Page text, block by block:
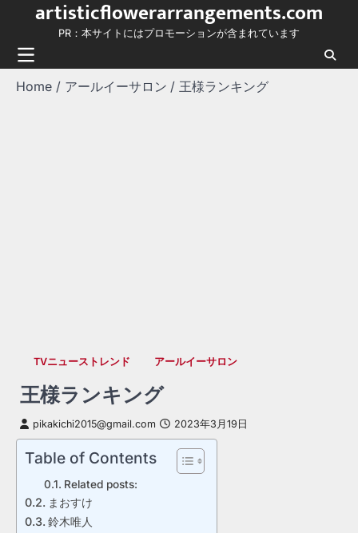
content
artisticflowerarrangements.com
PR：本サイトにはプロモーションが含まれています
Home アールイーサロン 王様ランキング
TVニューストレンド アールイーサロン
王様ランキング
pikakichi2015@gmail.com 2023年3月19日
Table of Contents
Related posts:
まおすけ
鈴木唯人